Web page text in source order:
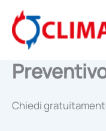
contenuto
Chiedi